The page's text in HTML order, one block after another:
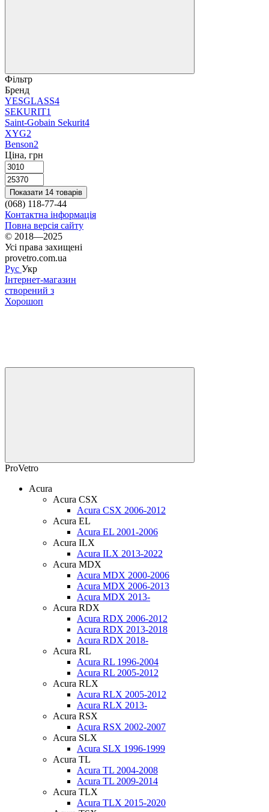
Фільтр
Бренд
YESGLASS4
SEKURIT1
Saint-Gobain Sekurit4
XYG2
Benson2
Ціна, грн
Показати 14 товарів
(068) 118-77-44
Контактна інформація
Повна версія сайту
© 2018—2025
Усі права захищені
provetro.com.ua
Рус Укр
Інтернет-магазин
створений з
Хорошоп
ProVetro
Acura
Acura CSX
Acura CSX 2006-2012
Acura EL
Acura EL 2001-2006
Acura ILX
Acura ILX 2013-2022
Acura MDX
Acura MDX 2000-2006
Acura MDX 2006-2013
Acura MDX 2013-
Acura RDX
Acura RDX 2006-2012
Acura RDX 2013-2018
Acura RDX 2018-
Acura RL
Acura RL 1996-2004
Acura RL 2005-2012
Acura RLX
Acura RLX 2005-2012
Acura RLX 2013-
Acura RSX
Acura RSX 2002-2007
Acura SLX
Acura SLX 1996-1999
Acura TL
Acura TL 2004-2008
Acura TL 2009-2014
Acura TLX
Acura TLX 2015-2020